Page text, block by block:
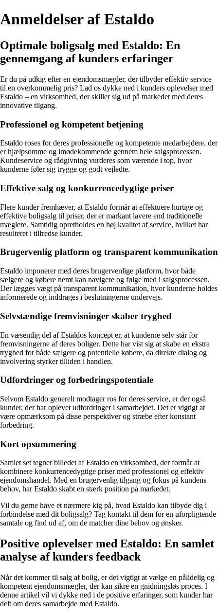
Anmeldelser af Estaldo
Optimale boligsalg med Estaldo: En
gennemgang af kunders erfaringer
Er du på udkig efter en ejendomsmægler, der tilbyder effektiv service
til en overkommelig pris? Lad os dykke ned i kunders oplevelser med
Estaldo – en virksomhed, der skiller sig ud på markedet med deres
innovative tilgang.
Professionel og kompetent betjening
Estaldo roses for deres professionelle og kompetente medarbejdere, der
er hjælpsomme og imødekommende gennem hele salgsprocessen.
Kundeservice og rådgivning vurderes som værende i top, hvor
kunderne føler sig trygge og godt vejledte.
Effektive salg og konkurrencedygtige priser
Flere kunder fremhæver, at Estaldo formår at effektuere hurtige og
effektive boligsalg til priser, der er markant lavere end traditionelle
mæglere. Samtidig opretholdes en høj kvalitet af service, hvilket har
resulteret i tilfredse kunder.
Brugervenlig platform og transparent kommunikation
Estaldo imponerer med deres brugervenlige platform, hvor både
sælgere og købere nemt kan navigere og følge med i salgsprocessen.
Der lægges vægt på transparent kommunikation, hvor kunderne holdes
informerede og inddrages i beslutningerne undervejs.
Selvstændige fremvisninger skaber tryghed
En væsentlig del af Estaldos koncept er, at kunderne selv står for
fremvisningerne af deres boliger. Dette har vist sig at skabe en ekstra
tryghed for både sælgere og potentielle købere, da direkte dialog og
involvering styrker tilliden i handlen.
Udfordringer og forbedringspotentiale
Selvom Estaldo generelt modtager ros for deres service, er der også
kunder, der har oplevet udfordringer i samarbejdet. Det er vigtigt at
være opmærksom på disse perspektiver og stræbe efter konstant
forbedring.
Kort opsummering
Samlet set tegner billedet af Estaldo en virksomhed, der formår at
kombinere konkurrencedygtige priser med professionel og effektiv
ejendomshandel. Med en brugervenlig tilgang og fokus på kundens
behov, har Estaldo skabt en stærk position på markedet.
Vil du gerne have et nærmere kig på, hvad Estaldo kan tilbyde dig i
forbindelse med dit boligsalg? Tag kontakt til dem for en uforpligtende
samtale og find ud af, om de matcher dine behov og ønsker.
Positive oplevelser med Estaldo: En samlet
analyse af kunders feedback
Når det kommer til salg af bolig, er det vigtigt at vælge en pålidelig og
kompetent ejendomsmægler, der kan sikre en gnidningsløs proces. I
denne artikel vil vi dykke ned i de positive erfaringer, som kunder har
delt om deres samarbejde med Estaldo.